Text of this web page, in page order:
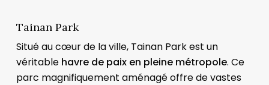
Tainan Park
Situé au cœur de la ville, Tainan Park est un
véritable havre de paix en pleine métropole. Ce
parc magnifiquement aménagé offre de vastes